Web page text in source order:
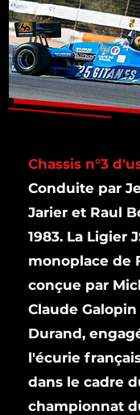
Chassis n°3
Conduite par
Jarier et Raul
1983. La Ligier
monoplace de
conçue par
Claude
Durand,
l'écurie
dans le cadre
championnat